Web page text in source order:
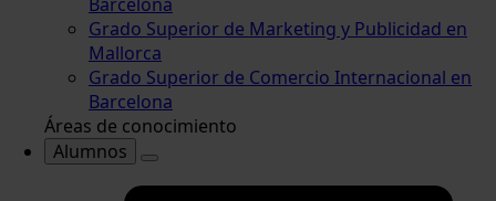
Grado Superior de Marketing y Publicidad en
Mallorca
Grado Superior de Comercio Internacional en
Barcelona
Áreas de conocimiento
Alumnos